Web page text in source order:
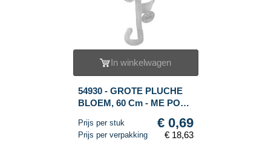
In winkelwagen
54930 - GROTE PLUCHE
BLOEM, 60 Cm - ME PONE
Prijs per stuk € 0,69
Prijs per verpakking € 18,63